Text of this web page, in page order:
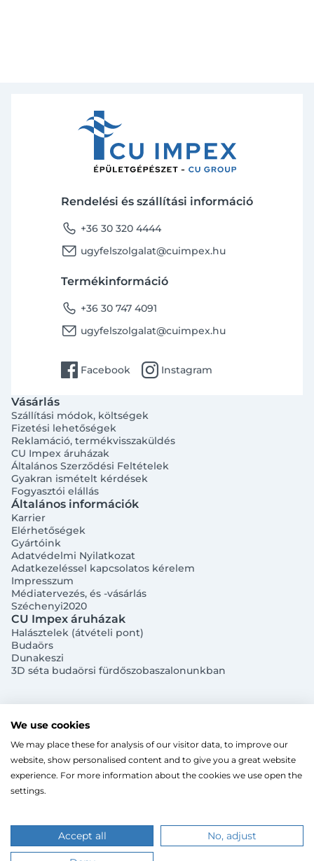
Bejelentkezés e-mail-címmel
Megjegyzés
Bejelentkezés közösségi fiókkal
Facebook
Szaniterek
MOZGÁSKORLÁTOZOTT TERMÉKEK
ZUHANYKABINOK/AJTÓK
Íves zuhanykabin
Szögletes zuhanykabin
Fix zuhanyfal
Zuhanyajtó
Walk-in zuhanyfal
ZUHANYTÁLCÁK
Szögletes zuhanytálca
Íves zuhanytálca
Radiátorok
TÖRÖLKÖZŐSZÁRÍTÓ RADIÁTOR
Törölközőszárító radiátor egyenes
Törölközőszárító radiátor íves
Fűtőpatron
HŐSZIVATTYÚK
Split levegő-víz hőszivattyú
Hőszivattyúhoz kiegészítő
Magasoldalfali fan-coil
Kazettás fan-coil
Parapetes fan-coil
Gépészet, szerszám
KESZTYŰK, VÉDŐFELSZERELÉSEK
LEVÁLASZTÓK
Automata és kézi légtelenítő
Kombinált leválasztó
Mikrobuborék leválasztó
ÖNTÖZÉS
Kazán, vízmelegítő
CSŐTERMOSZTÁTOK
ELEKTROMOS KAZÁNOK, KIEGÉSZÍTŐK
Kiegészítők elektromos kazánokhoz
SZABÁLYOZÓK, VEZÉRLŐK
FÜSTGÁZELVEZETÉS
Rendelési és szállítási információ
phone +36 30 320 4444
email ugyfelszolgalat@cuimpex.hu
Termékinformáció
phone +36 30 747 4091
email ugyfelszolgalat@cuimpex.hu
facebook Facebook instagram Instagram
Vásárlás
Szállítási módok, költségek
Fizetési lehetőségek
Reklamáció, termékvisszaküldés
CU Impex áruházak
Általános Szerződési Feltételek
Gyakran ismételt kérdések
Fogyasztói elállás
Általános információk
Karrier
Elérhetőségek
Gyártóink
Adatvédelmi Nyilatkozat
Adatkezeléssel kapcsolatos kérelem
Impresszum
Médiatervezés, és -vásárlás
Széchenyi2020
CU Impex áruházak
Halásztelek (átvételi pont)
Budaörs
Dunakeszi
3D séta budaörsi fürdőszobaszalonunkban
CU Impex Kft. © 2024. Minden jog fenntartva.
Ahogy a legtöbb weboldal, a miénk is sütiket
(cookie-kat) használ a nagyobb felhasználói élmény
használatához.
We use cookies
We may place these for analysis of our visitor data, to improve our
website, show personalised content and to give you a great website
experience. For more information about the cookies we use open the
settings.
Accept all No, adjust